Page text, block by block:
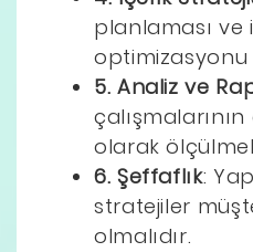
planlaması ve
optimizasyonu
5. Analiz ve
olarak
6. Şeffaflık:
stratejiler
olmalıdır.